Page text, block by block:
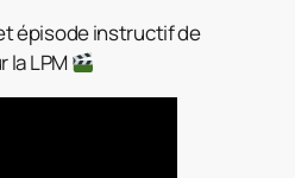
épisode instructif de
la LPM